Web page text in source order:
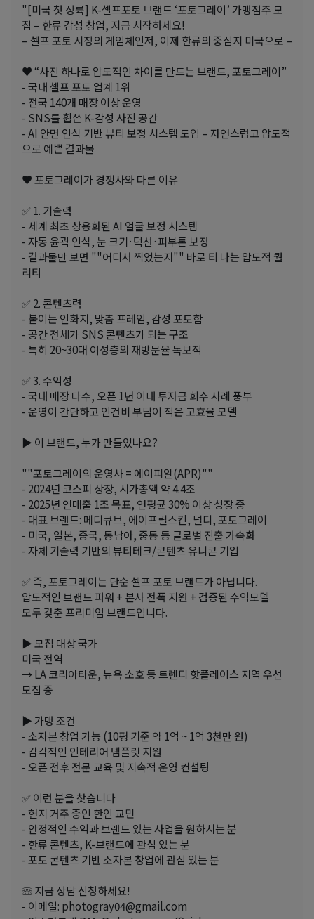
"[미국 첫 상륙] K-셀프포토 브랜드 ‘포토그레이’ 가맹점주 모
집 – 한류 감성 창업, 지금 시작하세요!
– 셀프 포토 시장의 게임체인저, 이제 한류의 중심지 미국으로 –
♥ “사진 하나로 압도적인 차이를 만드는 브랜드, 포토그레이”
- 국내 셀프 포토 업계 1위
- 전국 140개 매장 이상 운영
- SNS를 휩쓴 K-감성 사진 공간
- AI 안면 인식 기반 뷰티 보정 시스템 도입 – 자연스럽고 압도적
으로 예쁜 결과물
♥ 포토그레이가 경쟁사와 다른 이유
✅ 1. 기술력
- 세계 최초 상용화된 AI 얼굴 보정 시스템
- 자동 윤곽 인식, 눈 크기·턱선·피부톤 보정
- 결과물만 보면 ""어디서 찍었는지"" 바로 티 나는 압도적 퀄
리티
✅ 2. 콘텐츠력
- 붙이는 인화지, 맞춤 프레임, 감성 포토함
- 공간 전체가 SNS 콘텐츠가 되는 구조
- 특히 20~30대 여성층의 재방문율 독보적
✅ 3. 수익성
- 국내 매장 다수, 오픈 1년 이내 투자금 회수 사례 풍부
- 운영이 간단하고 인건비 부담이 적은 고효율 모델
▶ 이 브랜드, 누가 만들었나요?
""포토그레이의 운영사 = 에이피알(APR)""
- 2024년 코스피 상장, 시가총액 약 4.4조
- 2025년 연매출 1조 목표, 연평균 30% 이상 성장 중
- 대표 브랜드: 메디큐브, 에이프릴스킨, 널디, 포토그레이
- 미국, 일본, 중국, 동남아, 중동 등 글로벌 진출 가속화
- 자체 기술력 기반의 뷰티테크/콘텐츠 유니콘 기업
✅ 즉, 포토그레이는 단순 셀프 포토 브랜드가 아닙니다.
압도적인 브랜드 파워 + 본사 전폭 지원 + 검증된 수익모델
모두 갖춘 프리미엄 브랜드입니다.
▶ 모집 대상 국가
미국 전역
→ LA 코리아타운, 뉴욕 소호 등 트렌디 핫플레이스 지역 우선
모집 중
▶ 가맹 조건
- 소자본 창업 가능 (10평 기준 약 1억 ~ 1억 3천만 원)
- 감각적인 인테리어 템플릿 지원
- 오픈 전후 전문 교육 및 지속적 운영 컨설팅
✅ 이런 분을 찾습니다
- 현지 거주 중인 한인 교민
- 안정적인 수익과 브랜드 있는 사업을 원하시는 분
- 한류 콘텐츠, K-브랜드에 관심 있는 분
- 포토 콘텐츠 기반 소자본 창업에 관심 있는 분
☏ 지금 상담 신청하세요!
- 이메일: photogray04@gmail.com